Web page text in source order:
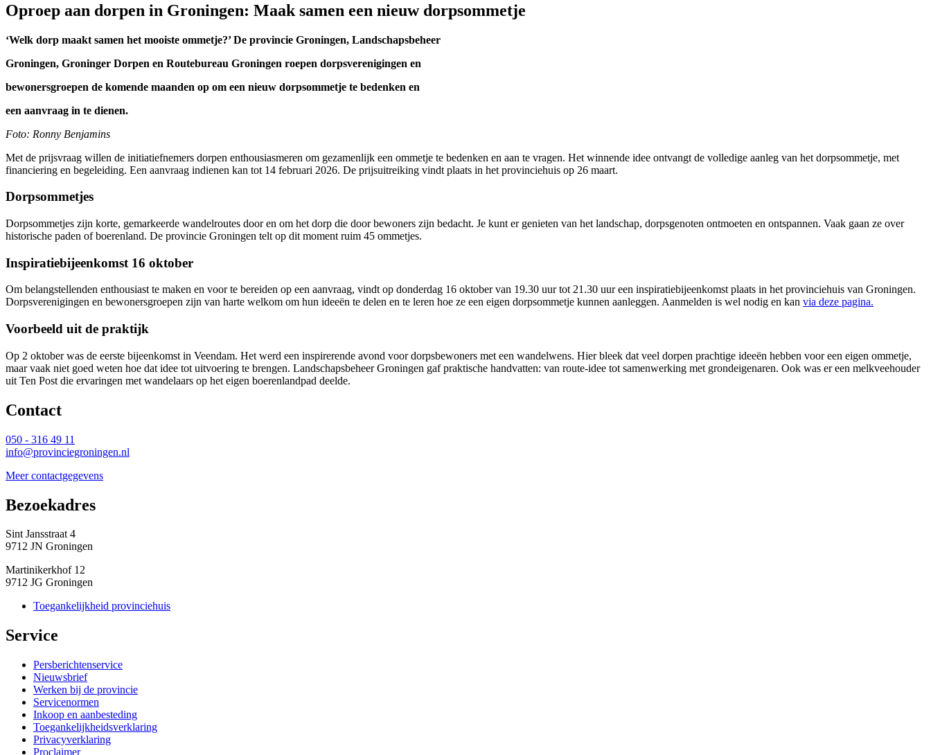
Oproep aan dorpen in Groningen: Maak samen een nieuw dorpsommetje
‘Welk dorp maakt samen het mooiste ommetje?’ De provincie Groningen, Landschapsbeheer
Groningen, Groninger Dorpen en Routebureau Groningen roepen dorpsverenigingen en
bewonersgroepen de komende maanden op om een nieuw dorpsommetje te bedenken en
een aanvraag in te dienen.
Foto: Ronny Benjamins
Met de prijsvraag willen de initiatiefnemers dorpen enthousiasmeren om gezamenlijk een ommetje te bedenken en aan te vragen. Het winnende idee ontvangt de volledige aanleg van het dorpsommetje, met
financiering en begeleiding. Een aanvraag indienen kan tot 14 februari 2026. De prijsuitreiking vindt plaats in het provinciehuis op 26 maart.
Dorpsommetjes
Dorpsommetjes zijn korte, gemarkeerde wandelroutes door en om het dorp die door bewoners zijn bedacht. Je kunt er genieten van het landschap, dorpsgenoten ontmoeten en ontspannen. Vaak gaan ze over
historische paden of boerenland. De provincie Groningen telt op dit moment ruim 45 ommetjes.
Inspiratiebijeenkomst 16 oktober
Om belangstellenden enthousiast te maken en voor te bereiden op een aanvraag, vindt op donderdag 16 oktober van 19.30 uur tot 21.30 uur een inspiratiebijeenkomst plaats in het provinciehuis van Groningen.
Dorpsverenigingen en bewonersgroepen zijn van harte welkom om hun ideeën te delen en te leren hoe ze een eigen dorpsommetje kunnen aanleggen. Aanmelden is wel nodig en kan via deze pagina.
Voorbeeld uit de praktijk
Op 2 oktober was de eerste bijeenkomst in Veendam. Het werd een inspirerende avond voor dorpsbewoners met een wandelwens. Hier bleek dat veel dorpen prachtige ideeën hebben voor een eigen ommetje,
maar vaak niet goed weten hoe dat idee tot uitvoering te brengen. Landschapsbeheer Groningen gaf praktische handvatten: van route-idee tot samenwerking met grondeigenaren. Ook was er een melkveehouder
uit Ten Post die ervaringen met wandelaars op het eigen boerenlandpad deelde.
Contact
050 - 316 49 11
info@provinciegroningen.nl
Meer contactgegevens
Bezoekadres
Sint Jansstraat 4
9712 JN Groningen
Martinikerkhof 12
9712 JG Groningen
Toegankelijkheid provinciehuis
Service
Persberichtenservice
Nieuwsbrief
Werken bij de provincie
Servicenormen
Inkoop en aanbesteding
Toegankelijkheidsverklaring
Privacyverklaring
Proclaimer